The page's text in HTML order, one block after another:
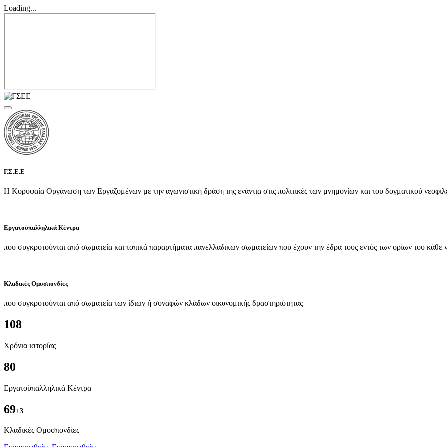
Loading...
Γ.Σ.Ε.Ε
Η Κορυφαία Οργάνωση των Εργαζομένων με την αγωνιστική δράση της ενάντια στις πολιτικές των μνημονίων και του δογματικού
Εργατοϋπαλληλικά Κέντρα
που συγκροτούνται από σωματεία και τοπικά παραρτήματα πανελλαδικών σωματείων που έχουν την έδρα τους εντός των ορίων του κάθε
Κλαδικές Ομοσπονδίες
που συγκροτούνται από σωματεία των ίδιων ή συναφών κλάδων οικονομικής δραστηριότητας
108
Χρόνια ιστορίας
80
Εργατοϋπαλληλικά Κέντρα
69+3
Kλαδικές Ομοσπονδίες